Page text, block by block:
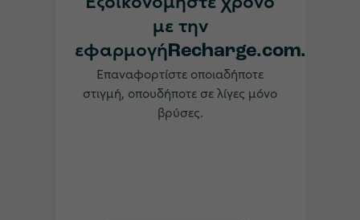
με την
εφαρμογήRecharge.com.
Επαναφορτίστε οποιαδήποτε
στιγμή, οπουδήποτε σε λίγες μόνο
βρύσες.